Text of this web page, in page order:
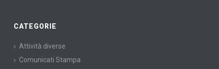
CATEGORIE
Attività diverse
Comunicati Stampa